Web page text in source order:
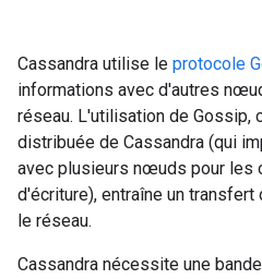
Cassandra utilise le protocole
informations avec d'autres
réseau. L'utilisation de Gossip,
distribuée de Cassandra (qui
avec plusieurs nœuds pour les
d'écriture), entraîne un
le réseau.
Cassandra nécessite une